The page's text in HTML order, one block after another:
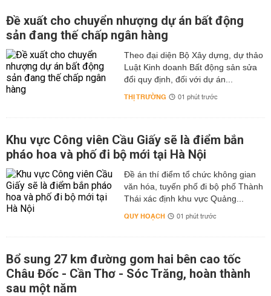
Đề xuất cho chuyển nhượng dự án bất động
sản đang thế chấp ngân hàng
Theo đại diện Bộ Xây dựng, dự thảo
Luật Kinh doanh Bất động sản sửa
đổi quy định, đối với dự án...
THỊ TRƯỜNG 01 phút trước
Khu vực Công viên Cầu Giấy sẽ là điểm bắn
pháo hoa và phố đi bộ mới tại Hà Nội
Đề án thí điểm tổ chức không gian
văn hóa, tuyến phố đi bộ phố Thành
Thái xác định khu vực Quảng...
QUY HOẠCH 01 phút trước
Bổ sung 27 km đường gom hai bên cao tốc
Châu Đốc - Cần Thơ - Sóc Trăng, hoàn thành
sau một năm